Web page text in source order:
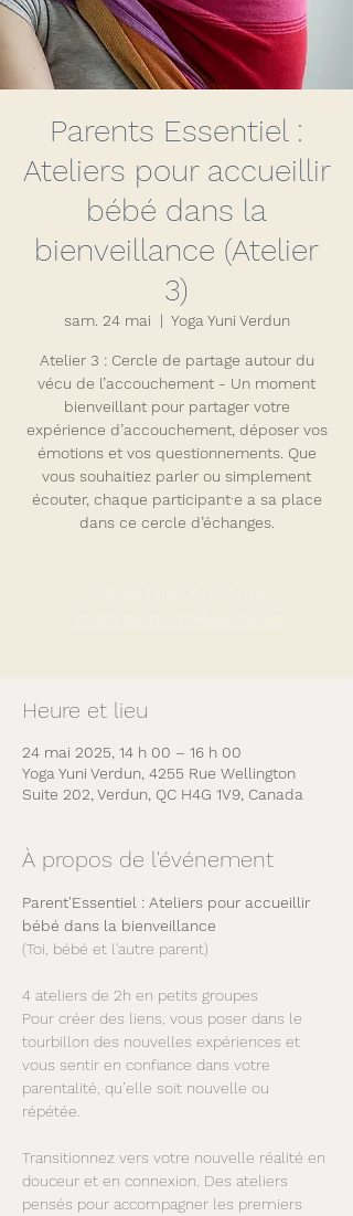
Parents Essentiel :
Ateliers pour accueillir
bébé dans la
bienveillance (Atelier
3)
sam. 24 mai
  |
Yoga Yuni Verdun
Atelier 3 : Cercle de partage autour du
vécu de l’accouchement - Un moment
bienveillant pour partager votre
expérience d’accouchement, déposer vos
émotions et vos questionnements. Que
vous souhaitiez parler ou simplement
écouter, chaque participant·e a sa place
dans ce cercle d’échanges.
Heure et lieu
24 mai 2025, 14 h 00 – 16 h 00
Yoga Yuni Verdun, 4255 Rue Wellington
Suite 202, Verdun, QC H4G 1V9, Canada
À propos de l'événement
Parent'Essentiel : Ateliers pour accueillir
bébé dans la bienveillance
(Toi, bébé et l'autre parent)
4 ateliers de 2h en petits groupes
Pour créer des liens, vous poser dans le
tourbillon des nouvelles expériences et
vous sentir en confiance dans votre
parentalité, qu’elle soit nouvelle ou
répétée.
Transitionnez vers votre nouvelle réalité en
douceur et en connexion. Des ateliers
pensés pour accompagner les premiers